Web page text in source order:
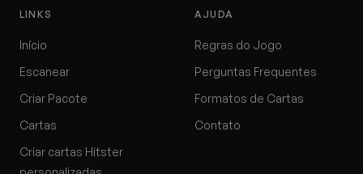
LINKS
Início
Escanear
Criar Pacote
Cartas
Criar cartas Hitster
AJUDA
Regras do Jogo
Perguntas Frequentes
Formatos de Cartas
Contato